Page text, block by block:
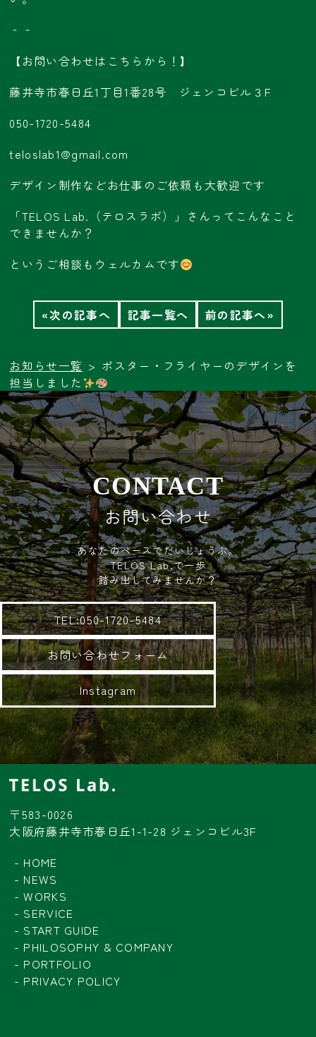
‐‐
【お問い合わせはこちらから！】
藤井寺市春日丘1丁目1番28号 ジェンコビル３F
050-1720-5484
teloslab1@gmail.com
デザイン制作などお仕事のご依頼も大歓迎です
「TELOS Lab.（テロスラボ）」さんってこんなこと
できませんか？
というご相談もウェルカムです
«次の記事へ 記事一覧へ 前の記事へ»
お知らせ一覧
ポスター・フライヤーのデザインを
担当しました
お問い合わせ
あなたのペースでだいじょうぶ。
TELOS Lab.で一歩
踏み出してみませんか？
TEL:050-1720-5484
お問い合わせフォーム
Instagram
〒583-0026
大阪府藤井寺市春日丘1-1-28 ジェンコビル3F
HOME
NEWS
WORKS
SERVICE
START GUIDE
PHILOSOPHY & COMPANY
PORTFOLIO
PRIVACY POLICY